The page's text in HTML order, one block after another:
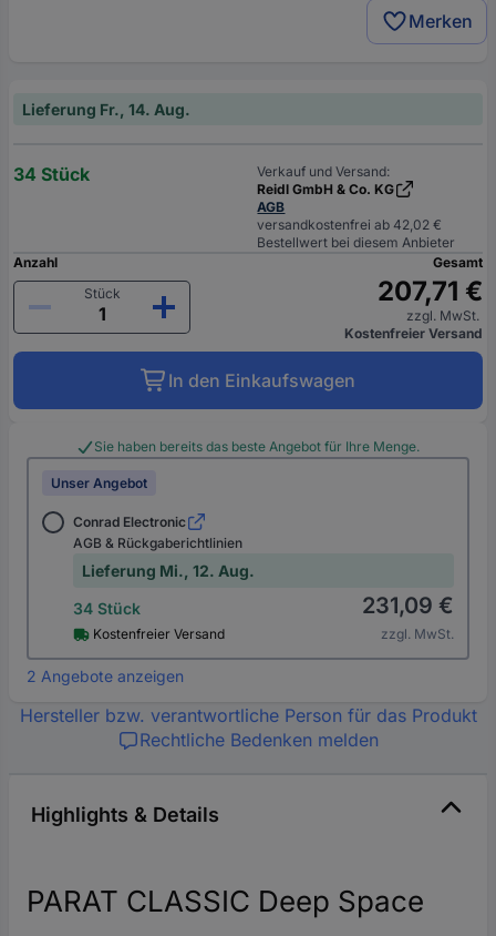
Merken
Lieferung Fr., 14. Aug.
34 Stück
Verkauf und Versand:
Reidl GmbH & Co. KG
AGB
versandkostenfrei ab 42,02 €
Bestellwert bei diesem Anbieter
Anzahl
Stück
Gesamt
207,71 €
zzgl. MwSt.
Kostenfreier Versand
In den Einkaufswagen
Sie haben bereits das beste Angebot für Ihre Menge.
Unser Angebot
Conrad Electronic
AGB & Rückgaberichtlinien
Lieferung Mi., 12. Aug.
34 Stück
Kostenfreier Versand
231,09 €
zzgl. MwSt.
2 Angebote anzeigen
Hersteller bzw. verantwortliche Person für das Produkt
Rechtliche Bedenken melden
Highlights & Details
PARAT CLASSIC Deep Space